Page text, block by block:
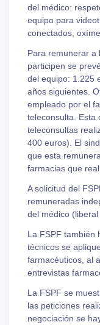
del médico:
equipo para
conectados,
Para remunerar a
participen se
del equipo: 1.225
años siguientes.
empleado por el
teleconsulta. Esta
teleconsultas
400 euros). El
que esta
farmacias que
A solicitud del
remuneradas
del médico (liberal
La FSPF también
técnicos se
farmacéuticos, al
entrevistas
La FSPF se
las peticiones
negociación se